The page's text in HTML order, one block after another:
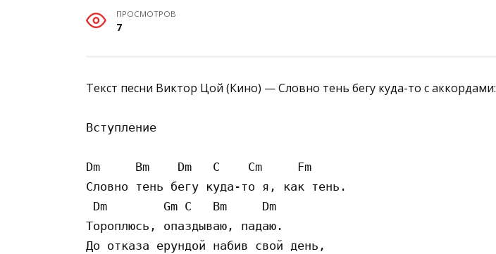
ПРОСМОТРОВ
7
Текст песни Виктор Цой (Кино) — Словно тень бегу куда-то с аккордами:
Вступление
Dm     Bm    Dm   C    Cm     Fm
Словно тень бегу куда-то я, как тень.
Dm        Gm C   Bm     Dm
Тороплюсь, опаздываю, падаю.
До отказа ерундой набив свой день,